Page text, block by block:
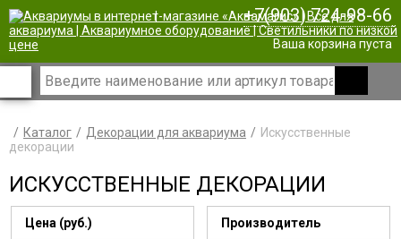
| +7(903) 724-98-66
Ваша корзина пуста
Каталог Декорации для аквариума
Искусственные
декорации
ИСКУССТВЕННЫЕ ДЕКОРАЦИИ
Цена (руб.) Производитель